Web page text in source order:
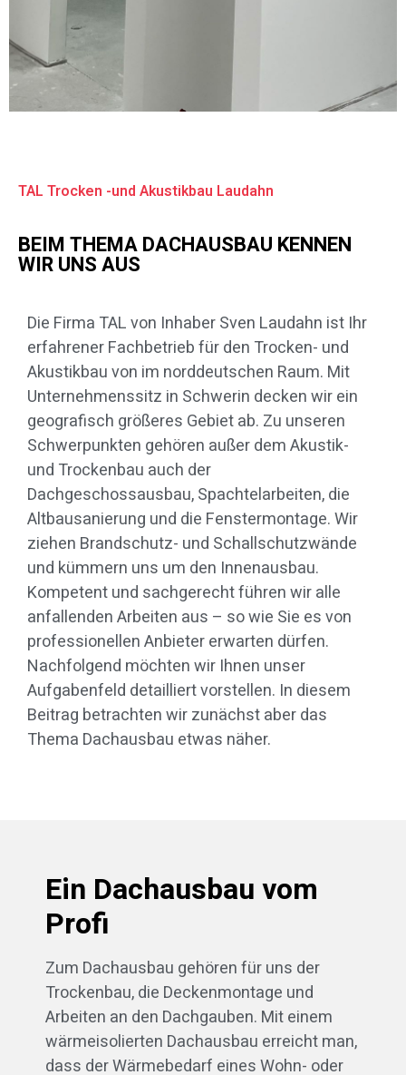
TAL Trocken -und Akustikbau Laudahn
BEIM THEMA DACHAUSBAU KENNEN
WIR UNS AUS
Die Firma TAL von Inhaber Sven Laudahn ist Ihr
erfahrener Fachbetrieb für den Trocken- und
Akustikbau von im norddeutschen Raum. Mit
Unternehmenssitz in Schwerin decken wir ein
geografisch größeres Gebiet ab. Zu unseren
Schwerpunkten gehören außer dem Akustik-
und Trockenbau auch der
Dachgeschossausbau, Spachtelarbeiten, die
Altbausanierung und die Fenstermontage. Wir
ziehen Brandschutz- und Schallschutzwände
und kümmern uns um den Innenausbau.
Kompetent und sachgerecht führen wir alle
anfallenden Arbeiten aus – so wie Sie es von
professionellen Anbieter erwarten dürfen.
Nachfolgend möchten wir Ihnen unser
Aufgabenfeld detailliert vorstellen. In diesem
Beitrag betrachten wir zunächst aber das
Thema Dachausbau etwas näher.
Ein Dachausbau vom
Profi
Zum Dachausbau gehören für uns der
Trockenbau, die Deckenmontage und
Arbeiten an den Dachgauben. Mit einem
wärmeisolierten Dachausbau erreicht man,
dass der Wärmebedarf eines Wohn- oder